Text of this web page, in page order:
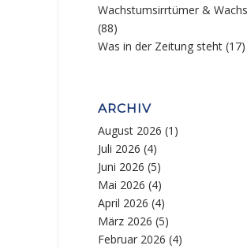
Wachstumsirrtümer &
(88)
Was in der Zeitung steht (17)
ARCHIV
August 2026 (1)
Juli 2026 (4)
Juni 2026 (5)
Mai 2026 (4)
April 2026 (4)
März 2026 (5)
Februar 2026 (4)